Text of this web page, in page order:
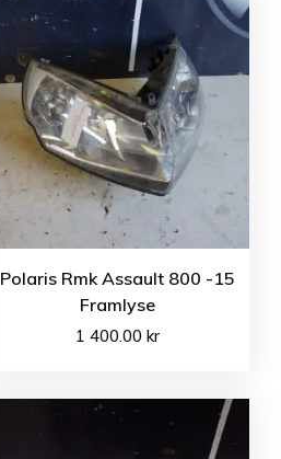
Polaris Rmk Assault 800 -15
Framlyse
1 400.00kr